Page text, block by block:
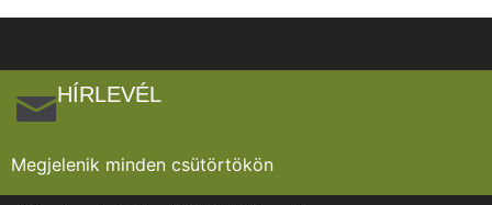
HÍRLEVÉL
Megjelenik minden csütörtökön